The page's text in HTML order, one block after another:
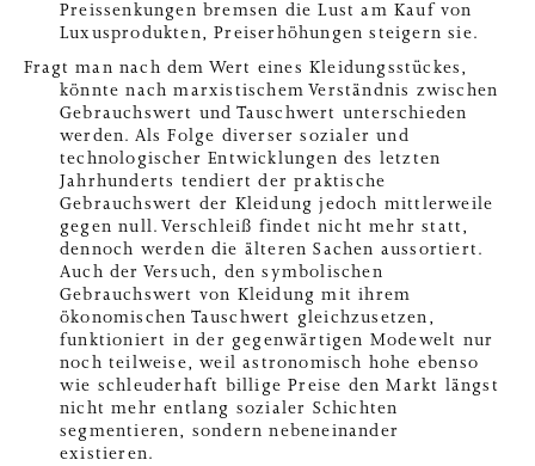
Preissenkungen bremsen die Lust am Kauf von
Luxusprodukten, Preiserhöhungen steigern sie.
Fragt man nach dem Wert eines Kleidungsstückes,
könnte nach marxistischem Verständnis zwischen
Gebrauchswert und Tauschwert unterschieden
werden. Als Folge diverser sozialer und
technologischer Entwicklungen des letzten
Jahrhunderts tendiert der praktische
Gebrauchswert der Kleidung jedoch mittlerweile
gegen null. Verschleiß findet nicht mehr statt,
dennoch werden die älteren Sachen aussortiert.
Auch der Versuch, den symbolischen
Gebrauchswert von Kleidung mit ihrem
ökonomischen Tauschwert gleichzusetzen,
funktioniert in der gegenwärtigen Modewelt nur
noch teilweise, weil astronomisch hohe ebenso
wie schleuderhaft billige Preise den Markt längst
nicht mehr entlang sozialer Schichten
segmentieren, sondern nebeneinander
existieren.